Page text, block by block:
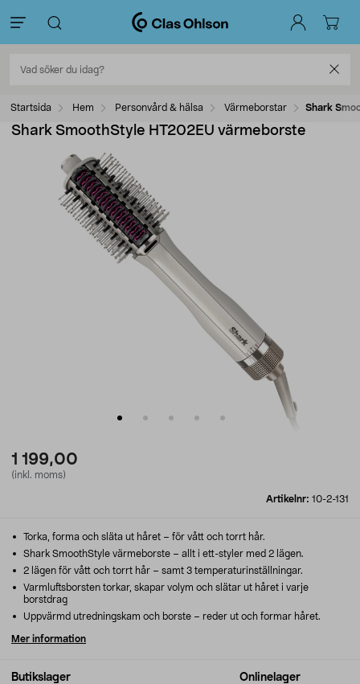
Startsida Hem Personvård & hälsa Värmeborstar Shark
Shark SmoothStyle HT202EU värmeborste
1 199,00
(inkl. moms)
Artikelnr: 10-2-131
Butikslager Onlinelager
Torka, forma och släta ut håret – för vått och torrt hår.
Shark SmoothStyle värmeborste – allt i ett-styler med 2 lägen.
2 lägen för vått och torrt hår – samt 3 temperaturinställningar.
Varmluftsborsten torkar, skapar volym och slätar ut håret i varje
borstdrag
Uppvärmd utredningskam och borste – reder ut och formar håret.
Mer information